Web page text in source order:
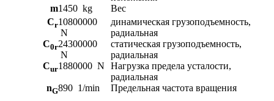
m1450 kg
Вес
Cr10800000
N
динамическая грузоподъемность,
радиальная
C0r24300000
N
статическая грузоподъемность,
радиальная
Cur1880000 N
Нагрузка предела усталости,
радиальная
nG890 1/min Предельная частота вращения